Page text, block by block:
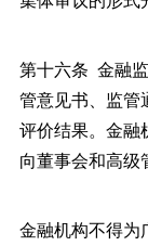
第十六条 金融
管意见书、监管
评价结果。金融
向董事会和高级
金融机构不得为